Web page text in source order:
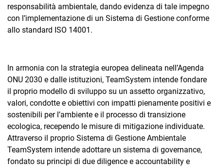
responsabilità ambientale, dando evidenza di tale impegno
con l’implementazione di un Sistema di Gestione conforme
allo standard ISO 14001.
In armonia con la strategia europea delineata nell’Agenda
ONU 2030 e dalle istituzioni, TeamSystem intende fondare
il proprio modello di sviluppo su un assetto organizzativo,
valori, condotte e obiettivi con impatti pienamente positivi e
sostenibili per l’ambiente e il processo di transizione
ecologica, recependo le misure di mitigazione individuate.
Attraverso il proprio Sistema di Gestione Ambientale
TeamSystem intende adottare un sistema di governance,
fondato su principi di due diligence e accountability e